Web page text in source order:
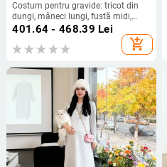
Costum pentru gravide: tricot din
dungi, mâneci lungi, fustă midi,
poliester, stil toamnă-iarnă
401.64 - 468.39 Lei
add_shopping_cart